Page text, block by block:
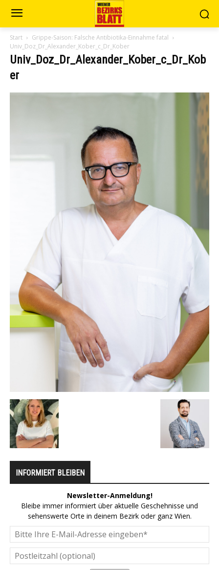
Start
Grippe-Saison: Falsche Antibiotika-Einnahme fatal
Univ_Doz_Dr_Alexander_Kober_c_Dr_Kober
Univ_Doz_Dr_Alexander_Kober_c_Dr_Kob
er
INFORMIERT BLEIBEN
Newsletter-Anmeldung!
Bleibe immer informiert über aktuelle Geschehnisse und
sehenswerte Orte in deinem Bezirk oder ganz Wien.